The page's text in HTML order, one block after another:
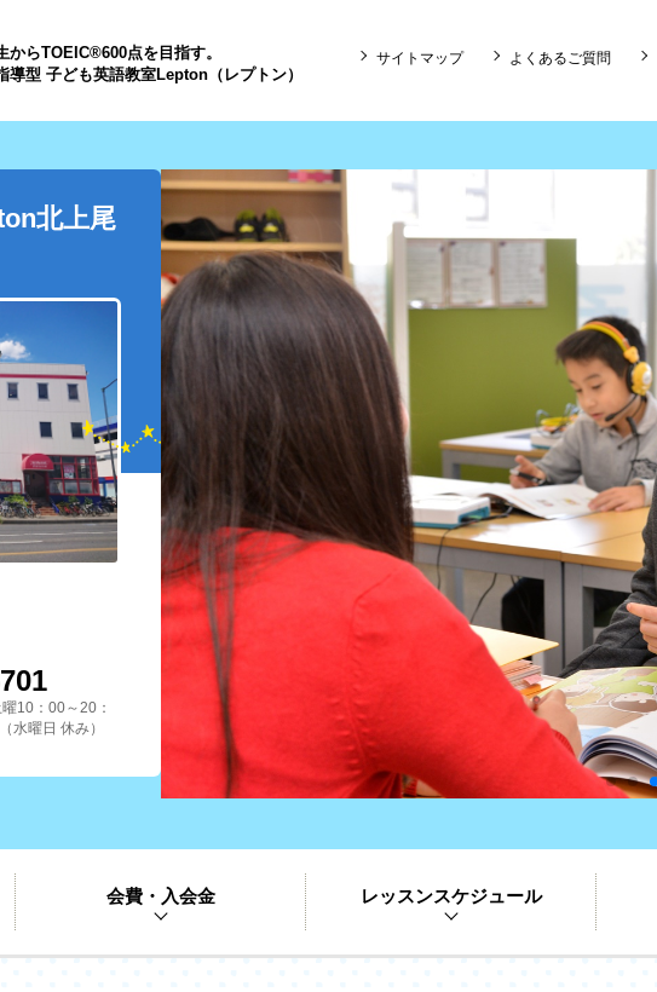
からTOEIC®600点を目指す。
導型 子ども英語教室Lepton（レプトン）
サイトマップ よくあるご質問
北上尾
10：00～20：
曜日 休み）
会費・入会金 レッスンスケジュール